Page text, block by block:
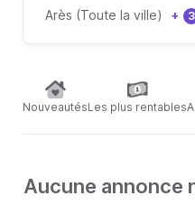
Arès (Toute la ville) + 3
NouveautésLes plus rentables
Aucune annonce